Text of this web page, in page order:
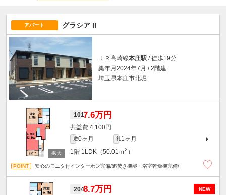
アパート グラシア II
ＪＲ高崎線本庄駅 / 徒歩19分
築年月2024年7月 / 2階建
埼玉県本庄市北堀
1017.6万円
4,100円
敷0ヶ月 礼1ヶ月
1階 1LDK（50.01ｍ2 ）
安心のモニタ付インターホン完備/追焚き機能・浴室乾燥機完備/
NEW
2048.7万円